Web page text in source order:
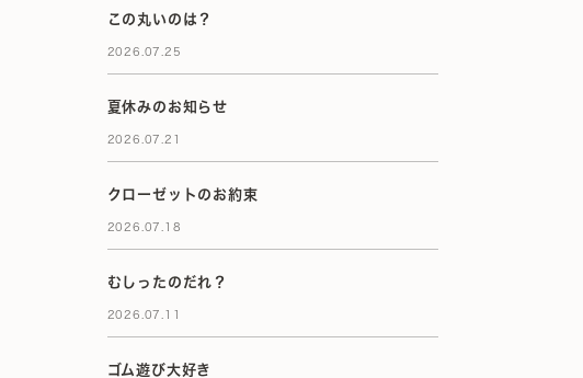
この丸いのは？
2026.07.25
夏休みのお知らせ
2026.07.21
クローゼットのお約束
2026.07.18
むしったのだれ？
2026.07.11
ゴム遊び大好き